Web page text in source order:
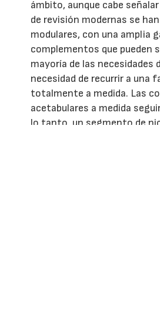
ámbito, aunque cabe
de revisión modernas se
modulares, con una amplia
complementos que pueden
mayoría de las necesidades
necesidad de recurrir a una
totalmente a medida. Las
acetabulares a medida
lo tanto, un segmento de